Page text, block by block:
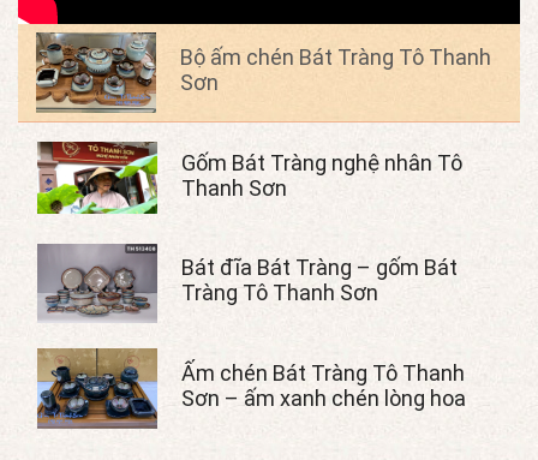
Bộ ấm chén Bát Tràng Tô Thanh
Sơn
Gốm Bát Tràng nghệ nhân Tô
Thanh Sơn
Bát đĩa Bát Tràng – gốm Bát
Tràng Tô Thanh Sơn
Ấm chén Bát Tràng Tô Thanh
Sơn – ấm xanh chén lòng hoa